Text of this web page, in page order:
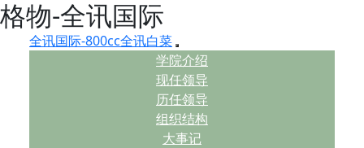
格物-全讯国际
全讯国际-800cc全讯白菜
学院介绍
现任领导
历任领导
组织结构
大事记